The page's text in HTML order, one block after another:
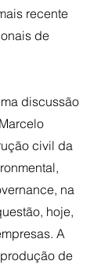
recente
de
discussão
civil da
na
hoje,
A
de